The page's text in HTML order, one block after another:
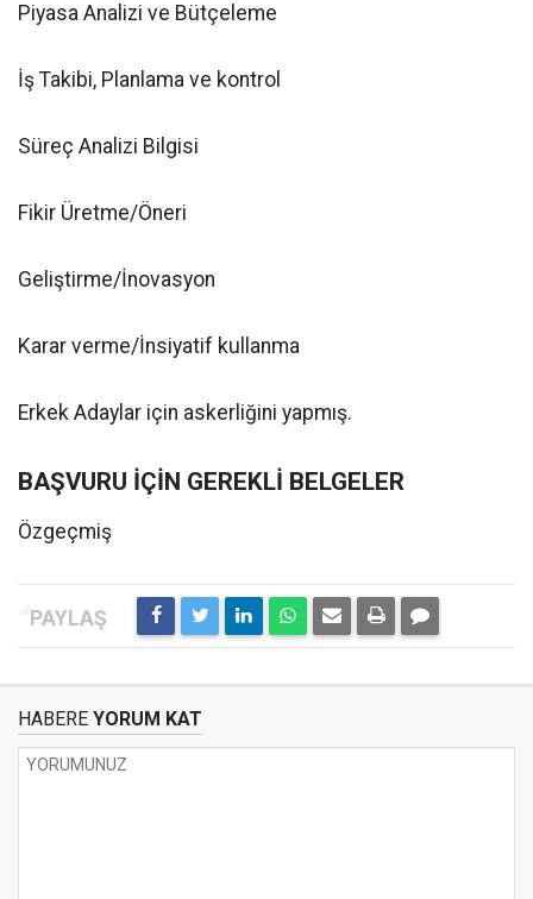
Piyasa Analizi ve Bütçeleme
İş Takibi, Planlama ve kontrol
Süreç Analizi Bilgisi
Fikir Üretme/Öneri
Geliştirme/İnovasyon
Karar verme/İnsiyatif kullanma
Erkek Adaylar için askerliğini yapmış.
BAŞVURU İÇİN GEREKLİ BELGELER
Özgeçmiş
HABERE YORUM KAT